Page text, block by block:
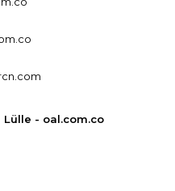
- oal.com.co